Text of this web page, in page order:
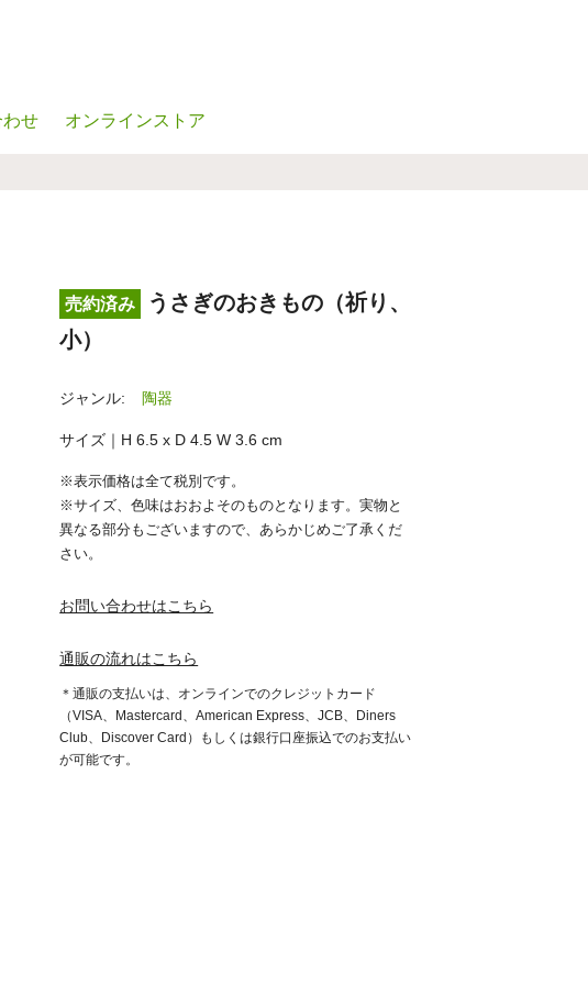
わせ オンラインストア
売約済み
うさぎのおきもの（祈り、
小）
ジャンル: 陶器
サイズ｜H 6.5 x D 4.5 W 3.6 cm
※表示価格は全て税別です。
※サイズ、色味はおおよそのものとなります。実物と
異なる部分もございますので、あらかじめご了承くだ
さい。
お問い合わせはこちら
通販の流れはこちら
＊通販の支払いは、オンラインでのクレジットカード
（VISA、Mastercard、American Express、JCB、Diners
Club、Discover Card）もしくは銀行口座振込でのお支払い
が可能です。